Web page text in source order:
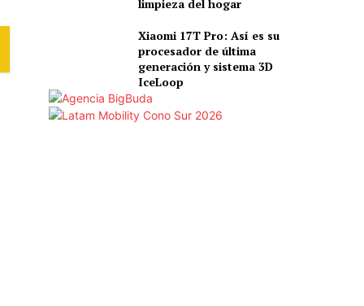
limpieza del hogar
Xiaomi 17T Pro: Así es su
procesador de última
generación y sistema 3D
IceLoop